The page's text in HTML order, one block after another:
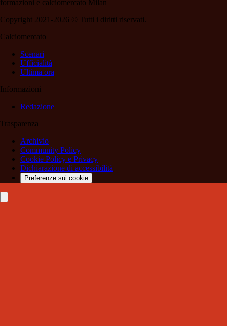
formazioni e calciomercato Milan
Copyright 2021-2026 © Tutti i diritti riservati.
Calciomercato
Scenari
Ufficialità
Ultima ora
Informazioni
Redazione
Trasparenza
Archivio
Community Policy
Cookie Policy e Privacy
Dichiarazione di accessibilità
Preferenze sui cookie